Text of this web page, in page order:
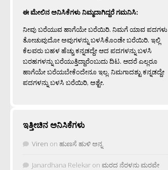
ಈ ಮೇಲಿನ ಅನಿಸಿಕೆಗಳು ನಿಮ್ಮದಾಗಿದ್ದರೆ ಗಮನಿಸಿ:
ನೀವು ಬರೆಯುವ ಹಾಗೆಯೇ ಬರೆಯಿರಿ. ನಿಮಗೆ ಯಾವ ಪದಗಳು
ತೋಚುವುದೋ ಅವುಗಳನ್ನು ಬಳಸಿಕೊಂಡೇ ಬರೆಯಿರಿ. ಇಲ್ಲಿ
ಕೆಲವರು ಬಹಳ ಹೆಚ್ಚು ಕನ್ನಡದ್ದೇ ಆದ ಪದಗಳನ್ನು ಬಳಸಿ
ಬರಹಗಳನ್ನು ಬರೆಯುತ್ತಿದ್ದಾರೆಂಬುದು ದಿಟ. ಆದರೆ ಎಲ್ಲರೂ
ಹಾಗೆಯೇ ಬರೆಯಬೇಕೆಂದೇನೂ ಇಲ್ಲ. ನಿಮಗಾದಶ್ಟು ಕನ್ನಡದ್ದೇ
ಪದಗಳನ್ನು ಬಳಸಿ ಬರೆಯಿರಿ, ಅಶ್ಟೇ.
ಇತ್ತೀಚಿನ ಅನಿಸಿಕೆಗಳು
Viren on ಹುಣಸೆ ಹುಳಿ ಅನ್ನ
Janardhana Relekar on ಮರದ ನೆರಳನು ಮರವೇ